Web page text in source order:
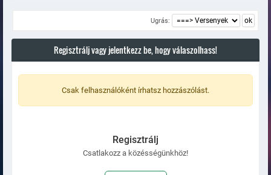
Ugrás:
Regisztrálj vagy jelentkezz be, hogy válaszolhass!
Csak felhasználóként írhatsz hozzászólást.
Regisztrálj
Csatlakozz a közésségünkhöz!